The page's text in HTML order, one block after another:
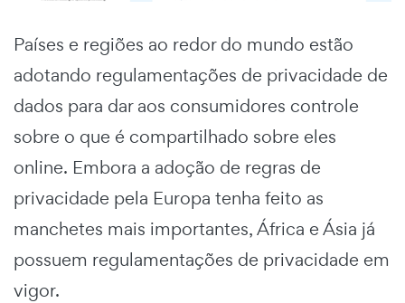
Países e regiões ao redor do mundo estão
adotando regulamentações de privacidade de
dados para dar aos consumidores controle
sobre o que é compartilhado sobre eles
online. Embora a adoção de regras de
privacidade pela Europa tenha feito as
manchetes mais importantes, África e Ásia já
possuem regulamentações de privacidade em
vigor.